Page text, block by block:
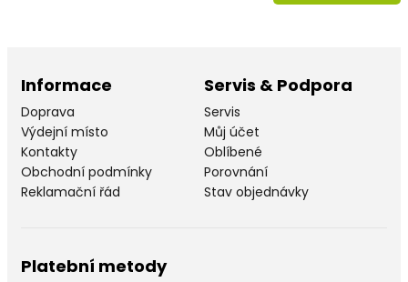
Informace
Doprava
Výdejní místo
Kontakty
Obchodní podmínky
Reklamační řád
Servis & Podpora
Servis
Můj účet
Oblíbené
Porovnání
Stav objednávky
Platební metody